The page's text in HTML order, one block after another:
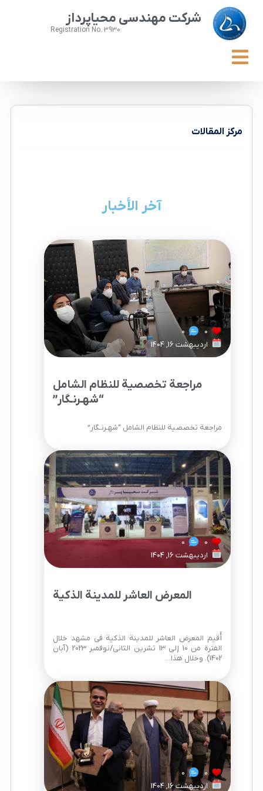
شرکت مهندسی محیاپرداز
Registration No. 3930
مركز المقالات
آخر الأخبار
0
0
اردیبهشت 16, 1404
مراجعة تخصصية للنظام الشامل
“شهـرنـگار”
مراجعة تخصصية للنظام الشامل “شهـرنـگار”
0
0
اردیبهشت 16, 1404
المعرض العاشر للمدينة الذكية
أُقيم المعرض العاشر للمدينة الذكية في مشهد خلال
الفترة من 10 إلى 13 تشرين الثاني/نوفمبر 2023 (آبان
1402). وخلال هذا...
0
0
اردیبهشت 16, 1404